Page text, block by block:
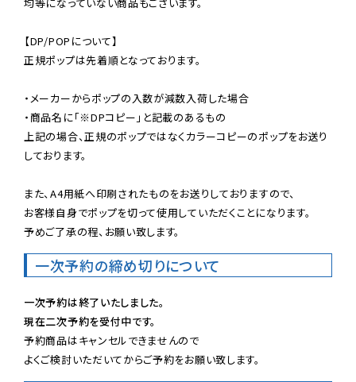
【DP/POPについて】
正規ポップは先着順となっております。
・メーカーからポップの入数が減数入荷した場合
・商品名に「※DPコピー」と記載のあるもの
上記の場合、正規のポップではなくカラーコピーのポップをお送り
しております。
また、A4用紙へ印刷されたものをお送りしておりますので、
お客様自身でポップを切って使用していただくことになります。
予めご了承の程、お願い致します。
一次予約の締め切りについて
一次予約は終了いたしました。
現在二次予約を受付中です。
予約商品はキャンセルできませんので
よくご検討いただいてからご予約をお願い致します。